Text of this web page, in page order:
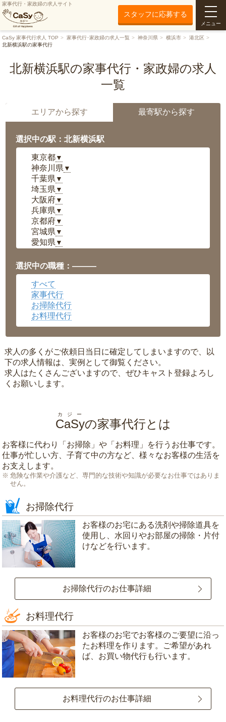
家事代行・家政婦の求人サイト
スタッフに応募する
メニュー
CaSy 家事代行求人 TOP 家事代行･家政婦の求人一覧 神奈川県 横浜市
港北区
北新横浜駅の家事代行
北新横浜駅の家事代行・家政婦の求人
一覧
エリアから探す 最寄駅から探す
選択中の駅：北新横浜駅
東京都▼
神奈川県 ▼
千葉県 ▼
埼玉県 ▼
大阪府▼
兵庫県 ▼
京都府▼
宮城県 ▼
愛知県 ▼
岡山県▼
広島県▼
沖縄県
選択中の職種：———
すべて
家事代行
お掃除代行
お料理代行
求人の多くがご依頼日当日に確定してしまいますので、以
下の求人情報は、実例として御覧ください。
求人はたくさんございますので、ぜひキャスト登録よろし
くお願いします。
CaSy
カジー
の家事代行とは
お客様に代わり「 お掃除 」や「 お料理 」を行うお仕事です。
仕事が忙しい方、子育て中の方など、様々なお客様の生活を
お支えします。
危険な作業や介護など、専門的な技術や知識が必要なお仕事ではありま
せん。
お掃除代行
お客様のお宅にある洗剤や掃除道具を
使用し、水回りやお部屋の掃除・片付
けなどを行います。
お掃除代行のお仕事詳細
お料理代行
お客様のお宅でお客様のご要望に沿っ
たお料理を作ります。ご希望があれ
ば、お買い物代行も行います。
お料理代行のお仕事詳細